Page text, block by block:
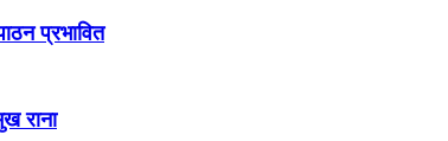
प्रभावित
राना